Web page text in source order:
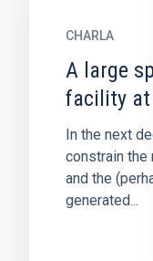
CHARLA
A large
facility at
In the next
constrain the
and the
generated...